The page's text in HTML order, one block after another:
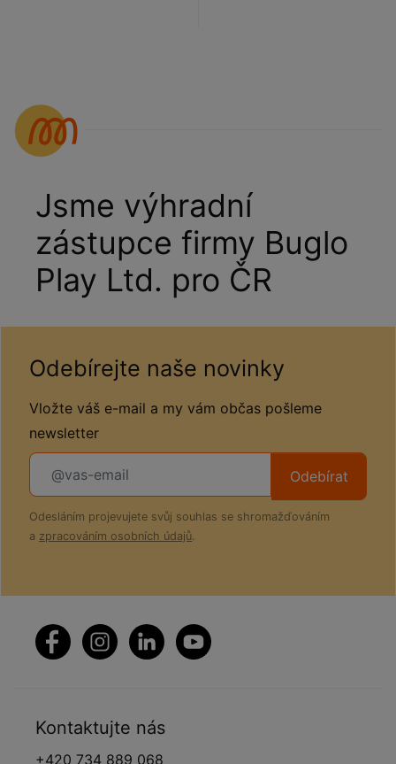
Jsme výhradní
zástupce firmy Buglo
Play Ltd. pro ČR
Odebírejte naše novinky
Vložte váš e-mail a my vám občas pošleme
newsletter
Odebírat
Odesláním projevujete svůj souhlas se shromažďováním
a zpracováním osobních údajů.
Kontaktujte nás
+420 734 889 068